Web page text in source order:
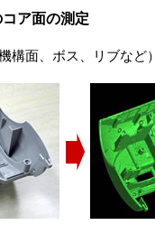
ア面の測定
構面、ボス、リブなど）